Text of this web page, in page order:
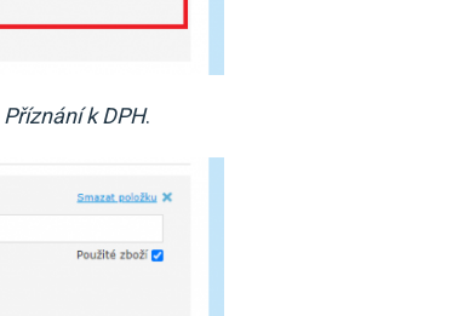
Příznání k DPH.